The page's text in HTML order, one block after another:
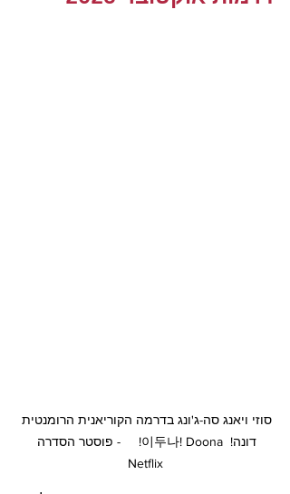
סוזי ויאנג סה-ג'ונג בדרמה הקוריאנית הרומנטית
דונה!  이두나! Doona!     - פוסטר הסדרה
Netflix